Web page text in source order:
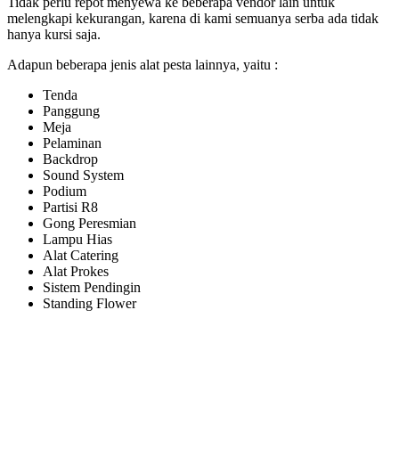
melengkapi kekurangan, karena di kami semuanya serba ada tidak
hanya kursi saja.
Adapun beberapa jenis alat pesta lainnya, yaitu :
Tenda
Panggung
Meja
Pelaminan
Backdrop
Sound System
Podium
Partisi R8
Gong Peresmian
Lampu Hias
Alat Catering
Alat Prokes
Sistem Pendingin
Standing Flower